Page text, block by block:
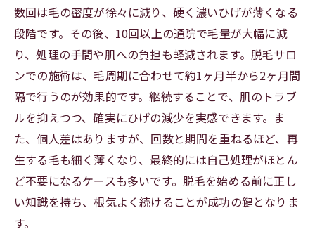
数回は毛の密度が徐々に減り、硬く濃いひげが薄くなる
段階です。その後、10回以上の通院で毛量が大幅に減
り、処理の手間や肌への負担も軽減されます。脱毛サロ
ンでの施術は、毛周期に合わせて約1ヶ月半から2ヶ月間
隔で行うのが効果的です。継続することで、肌のトラブ
ルを抑えつつ、確実にひげの減少を実感できます。ま
た、個人差はありますが、回数と期間を重ねるほど、再
生する毛も細く薄くなり、最終的には自己処理がほとん
ど不要になるケースも多いです。脱毛を始める前に正し
い知識を持ち、根気よく続けることが成功の鍵となりま
す。